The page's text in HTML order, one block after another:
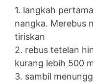
1. langkah
nangka. Merebus
tiriskan
2. rebus tetelan
kurang lebih 500
3. sambil